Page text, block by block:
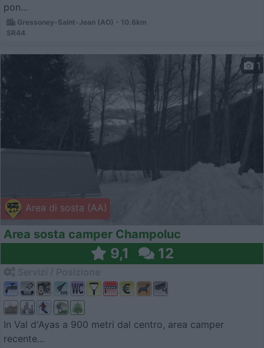
pon...
Gressoney-Saint-Jean (AO) - 10.6km
SR44
Area di sosta (AA)
1
Area sosta camper Champoluc
9,1 12
In Val d'Ayas a 900 metri dal centro, area camper
recente...